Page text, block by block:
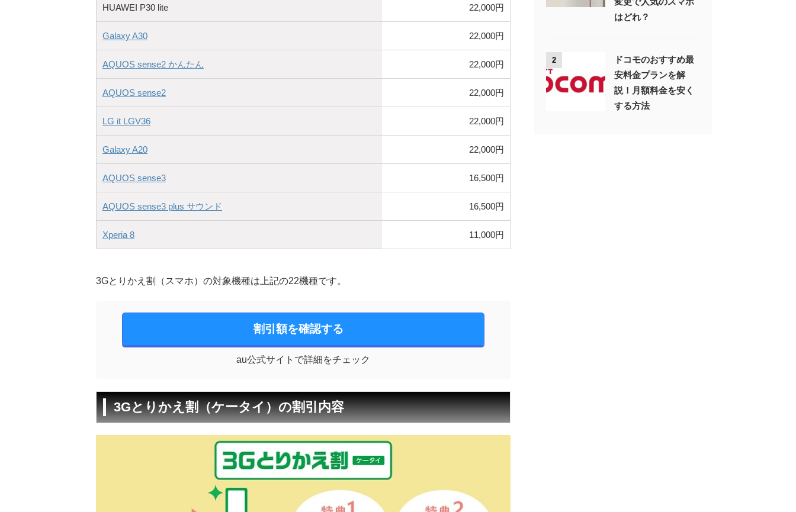
HUAWEI P30 lite 22,000円
Galaxy A30 22,000円
AQUOS sense2 かんたん 22,000円
AQUOS sense2 22,000円
LG it LGV36 22,000円
Galaxy A20 22,000円
AQUOS sense3 16,500円
AQUOS sense3 plus サウンド 16,500円
Xperia 8 11,000円
3Gとりかえ割（スマホ）の対象機種は上記の22機種です。
割引額を確認する
au公式サイトで詳細をチェック
3Gとりかえ割（ケータイ）の割引内容
はどれ？
2
ドコモのおすすめ最
安料金プランを解
説！月額料金を安く
する方法